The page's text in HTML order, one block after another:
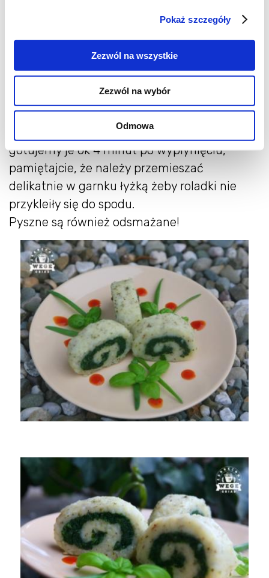
Pokaż szczegóły
Zezwól na wszystkie
Zezwól na wybór
Odmowa
ponieważ zrobiłam grubszą warstwę
ziemniaków). Każdy kawałek w miejscu
przekrojenia delikatnie obtoczyłam w mące
ziemniaczanej.
W dużym garnku gotujemy kilka litrów wody,
solimy ją dodajemy odrobinę oleju, na
wrzątek wrzucamy po kilka roladek i
gotujemy je ok 4 minut po wypłynięciu,
pamiętajcie, że należy przemieszać
delikatnie w garnku łyżką żeby roladki nie
przykleiły się do spodu.
Pyszne są również odsmażane!